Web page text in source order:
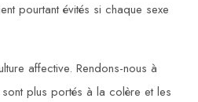
pourtant évités si chaque sexe
affective. Rendons-nous à
plus portés à la colère et les